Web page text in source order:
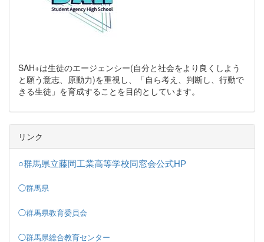
SAH+は生徒のエージェンシー(自分と社会をより良くしよう
と願う意志、原動力)を重視し、「自ら考え、判断し、行動で
きる生徒」を育成することを目的としています。
リンク
○群馬県立藤岡工業高等学校同窓会公式HP
◯群馬県
◯群馬県教育委員会
◯群馬県総合教育センター